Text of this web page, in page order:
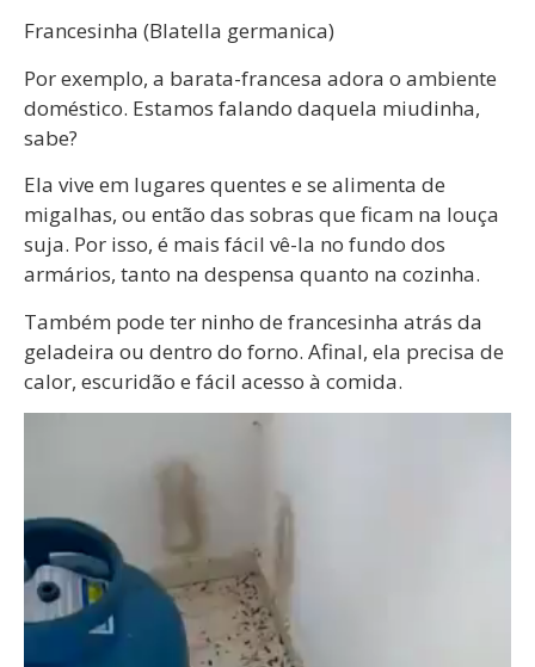
Francesinha (Blatella germanica)
Por exemplo, a barata-francesa adora o ambiente
doméstico. Estamos falando daquela miudinha,
sabe?
Ela vive em lugares quentes e se alimenta de
migalhas, ou então das sobras que ficam na louça
suja. Por isso, é mais fácil vê-la no fundo dos
armários, tanto na despensa quanto na cozinha.
Também pode ter ninho de francesinha atrás da
geladeira ou dentro do forno. Afinal, ela precisa de
calor, escuridão e fácil acesso à comida.